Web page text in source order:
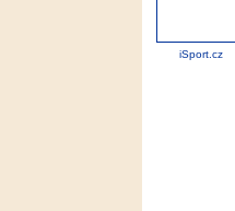
iSport.cz